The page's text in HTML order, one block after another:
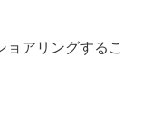
ョアリングするこ